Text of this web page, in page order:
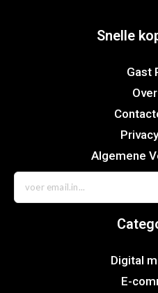
Snelle
Gast
Algemene
Digital
E-